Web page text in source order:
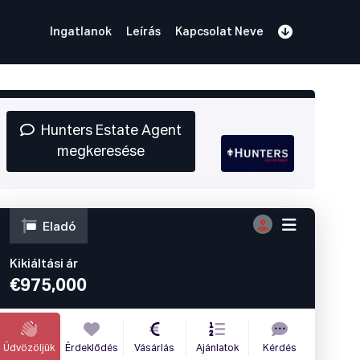
Ingatlanok Leírás Kapcsolat Neve
Hunters Estate Agent
megkeresése